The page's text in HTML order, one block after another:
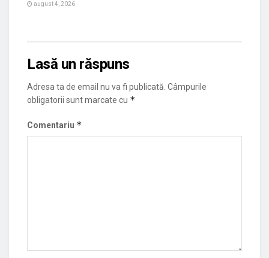
august 4, 2026
Lasă un răspuns
Adresa ta de email nu va fi publicată. Câmpurile
obligatorii sunt marcate cu *
Comentariu *